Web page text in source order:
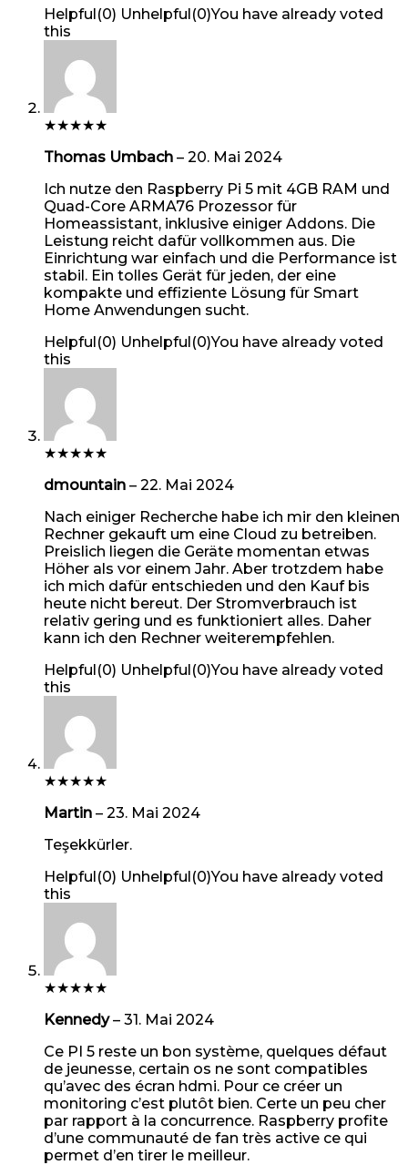
Helpful(0) Unhelpful(0)You have already voted
this
★★★★★
Thomas Umbach – 20. Mai 2024
Ich nutze den Raspberry Pi 5 mit 4GB RAM und
Quad-Core ARMA76 Prozessor für
Homeassistant, inklusive einiger Addons. Die
Leistung reicht dafür vollkommen aus. Die
Einrichtung war einfach und die Performance ist
stabil. Ein tolles Gerät für jeden, der eine
kompakte und effiziente Lösung für Smart
Home Anwendungen sucht.
Helpful(0) Unhelpful(0)You have already voted
this
★★★★★
dmountain – 22. Mai 2024
Nach einiger Recherche habe ich mir den kleinen
Rechner gekauft um eine Cloud zu betreiben.
Preislich liegen die Geräte momentan etwas
Höher als vor einem Jahr. Aber trotzdem habe
ich mich dafür entschieden und den Kauf bis
heute nicht bereut. Der Stromverbrauch ist
relativ gering und es funktioniert alles. Daher
kann ich den Rechner weiterempfehlen.
Helpful(0) Unhelpful(0)You have already voted
this
★★★★★
Martin – 23. Mai 2024
Teşekkürler.
Helpful(0) Unhelpful(0)You have already voted
this
★★★★★
Kennedy– 31. Mai 2024
Ce PI 5 reste un bon système, quelques défaut
de jeunesse, certain os ne sont compatibles
qu’avec des écran hdmi. Pour ce créer un
monitoring c’est plutôt bien. Certe un peu cher
par rapport à la concurrence. Raspberry profite
d’une communauté de fan très active ce qui
permet d’en tirer le meilleur.